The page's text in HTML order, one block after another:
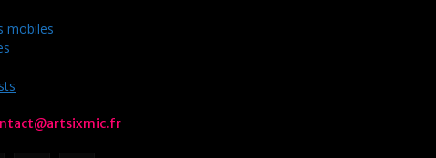
mobiles